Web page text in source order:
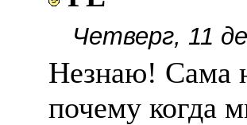
Четверг, 11
Незнаю! Сама
почему когда